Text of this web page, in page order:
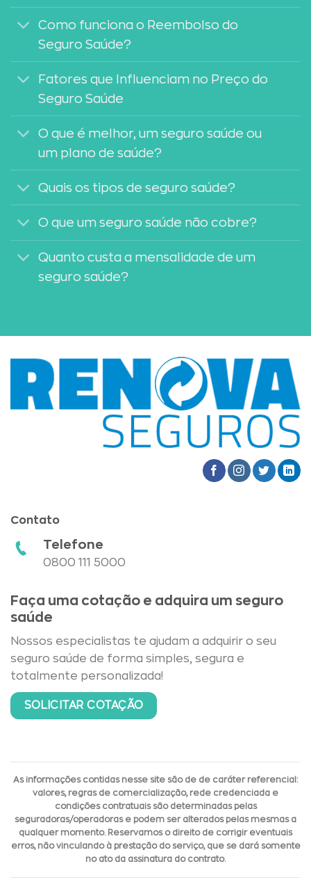
Como funciona o Reembolso do
Seguro Saúde?
Fatores que Influenciam no Preço do
Seguro Saúde
O que é melhor, um seguro saúde ou
um plano de saúde?
Quais os tipos de seguro saúde?
O que um seguro saúde não cobre?
Quanto custa a mensalidade de um
seguro saúde?
Contato
Telefone
0800 111 5000
Faça uma cotação e adquira um seguro
saúde
Nossos especialistas te ajudam a adquirir o seu
seguro saúde de forma simples, segura e
totalmente personalizada!
SOLICITAR COTAÇÃO
As informações contidas nesse site são de de caráter referencial:
valores, regras de comercialização, rede credenciada e
condições contratuais são determinadas pelas
seguradoras/operadoras e podem ser alterados pelas mesmas a
qualquer momento. Reservamos o direito de corrigir eventuais
erros, não vinculando à prestação do serviço, que se dará somente
no ato da assinatura do contrato.